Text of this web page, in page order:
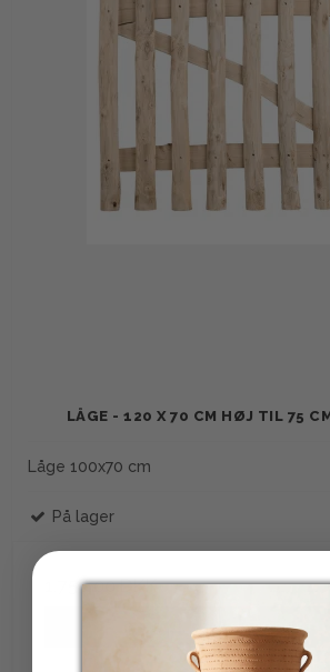
LÅGE - 120 X 70 CM HØJ TIL 75
Låge 100x70 cm
På lager
1.758,00 DKK
VIS PRODUKT